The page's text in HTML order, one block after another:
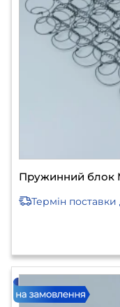
Пружинний блок
Термін поставки